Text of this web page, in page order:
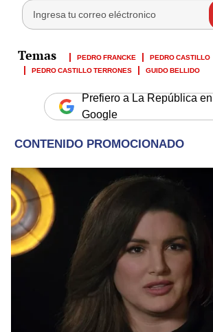
PEDRO FRANCKE PEDRO CASTILLO
PEDRO CASTILLO TERRONES
GUIDO BELLIDO
Prefiero a La República en
Google